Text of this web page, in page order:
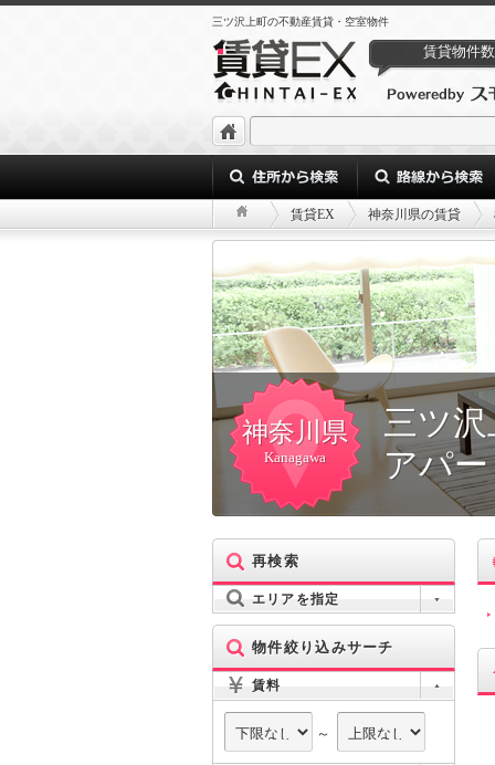
三ツ沢上町の不動産賃貸・空室物件
賃貸物件数
賃貸EX 神奈川県の賃貸
神奈川県
Kanagawa
三ツ
アパ
再検索
エリアを指定
物件絞り込みサーチ
賃料
～